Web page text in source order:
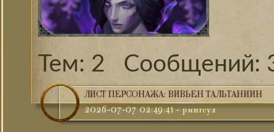
2
ЛИСТ ПЕРСОНАЖА: ВИВЬЕН ТАЛЬТАНИИН
2026-07-07 02:49:41- рингсул